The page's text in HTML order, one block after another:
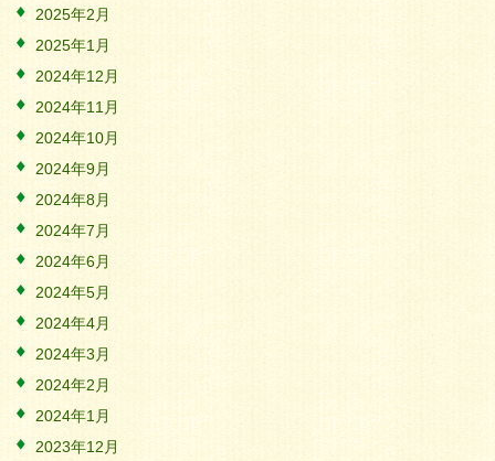
2025年2月
2025年1月
2024年12月
2024年11月
2024年10月
2024年9月
2024年8月
2024年7月
2024年6月
2024年5月
2024年4月
2024年3月
2024年2月
2024年1月
2023年12月